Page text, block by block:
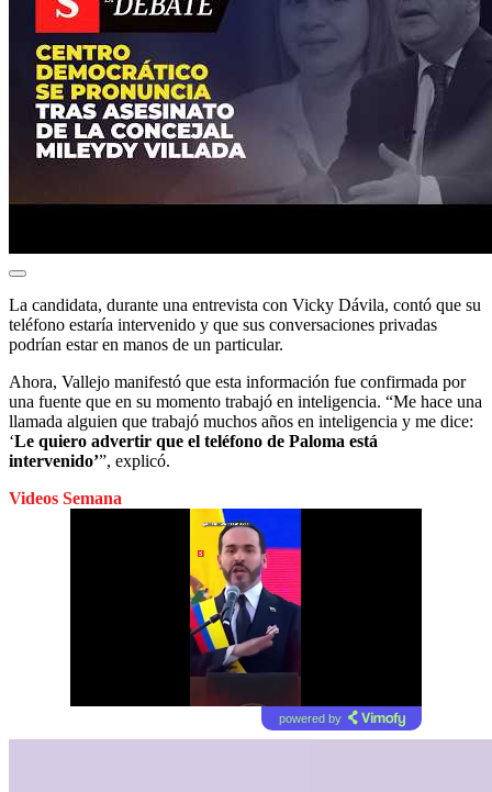
La candidata, durante una entrevista con Vicky Dávila, contó que su
teléfono estaría intervenido y que sus conversaciones privadas
podrían estar en manos de un particular.
Ahora, Vallejo manifestó que esta información fue confirmada por
una fuente que en su momento trabajó en inteligencia. “Me hace una
llamada alguien que trabajó muchos años en inteligencia y me dice:
‘Le quiero advertir que el teléfono de Paloma está
intervenido’”, explicó.
Videos Semana
powered by